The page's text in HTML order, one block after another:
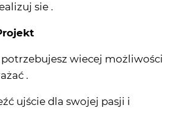
sie .
wiecej możliwości
.
ujście dla swojej pasji i